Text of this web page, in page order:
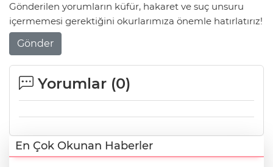
Gönderilen yorumların küfür, hakaret ve suç unsuru
içermemesi gerektiğini okurlarımıza önemle hatırlatırız!
Gönder
Yorumlar (0)
En Çok Okunan Haberler